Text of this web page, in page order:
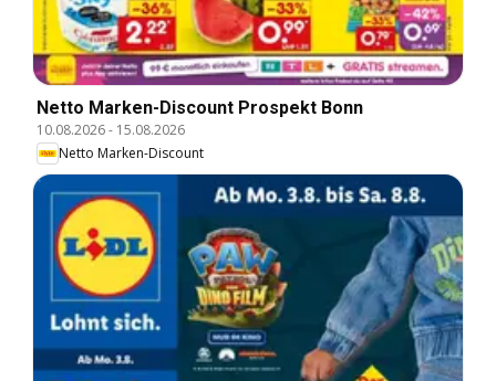
Netto Marken-Discount Prospekt Bonn
10.08.2026- 15.08.2026
Netto Marken-Discount